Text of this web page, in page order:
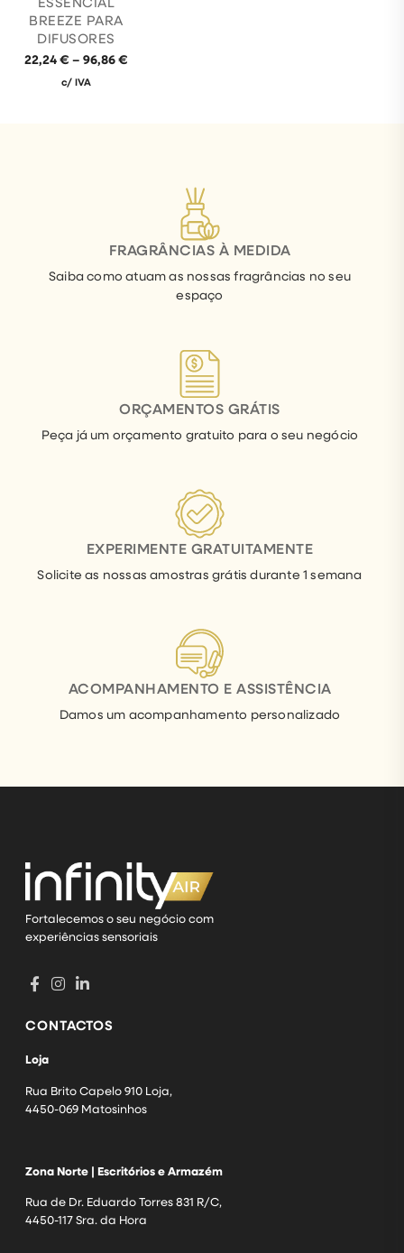
BREEZE PARA
DIFUSORES
22,24€ – 96,86€
c/ IVA
FRAGRÂNCIAS À MEDIDA
Saiba como atuam as nossas fragrâncias no seu
espaço
ORÇAMENTOS GRÁTIS
Peça já um orçamento gratuito para o seu negócio
EXPERIMENTE GRATUITAMENTE
Solicite as nossas amostras grátis durante 1 semana
ACOMPANHAMENTO E ASSISTÊNCIA
Damos um acompanhamento personalizado
Fortalecemos o seu negócio com
experiências sensoriais
CONTACTOS
Loja
Rua Brito Capelo 910 Loja,
4450-069 Matosinhos
Zona Norte | Escritórios e Armazém
Rua de Dr. Eduardo Torres 831 R/C,
4450-117 Sra. da Hora